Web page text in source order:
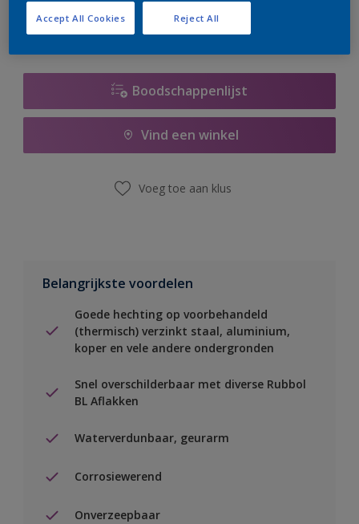
Boodschappenlijst
Vind een winkel
Voeg toe aan klus
Belangrijkste voordelen
Goede hechting op voorbehandeld
(thermisch) verzinkt staal, aluminium,
koper en vele andere ondergronden
Snel overschilderbaar met diverse Rubbol
BL Aflakken
Waterverdunbaar, geurarm
Corrosiewerend
Onverzeepbaar
Reject All
Accept All Cookies